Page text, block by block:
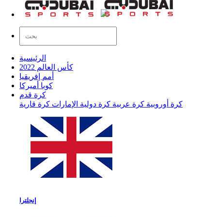
الرئيسية
كأس العالم 2022
أمم إفريقيا
كوبا أميركا
كرة قدم
كرة أوروبية كرة عربية كرة دولية الإمارات كرة قارية
إنجلترا